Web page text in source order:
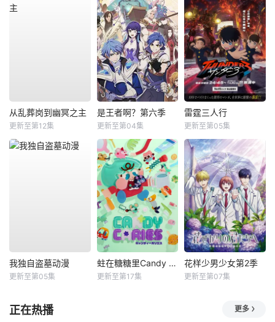
从乱葬岗到幽冥之主
更新至第12集
是王者啊？第六季
更新至第04集
雷霆三人行
更新至第05集
我独自盗墓动漫
更新至第05集
蛀在糖糖里Candy Caries
更新至第17集
花样少男少女第2季
更新至第07集
正在热播 更多